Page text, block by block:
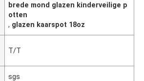
brede mond glazen kinderveilige p
otten
, glazen kaarspot 18oz
T/T
sgs